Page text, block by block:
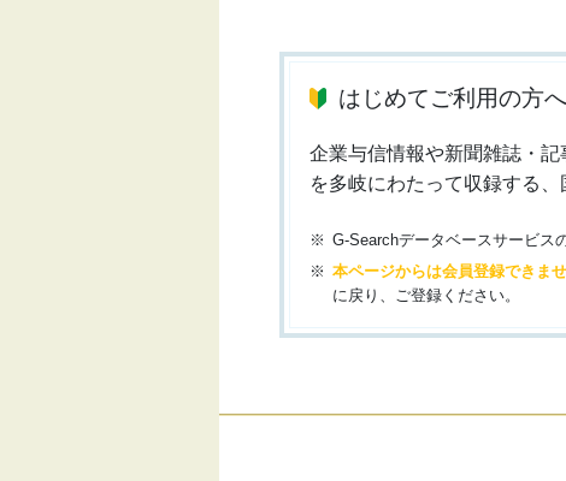
はじめてご利用の方へ
企業与信情報や新聞雑誌・
を多岐にわたって収録する
G-Searchデータベースサービス
本ページからは会員登録できま
に戻り、ご登録ください。